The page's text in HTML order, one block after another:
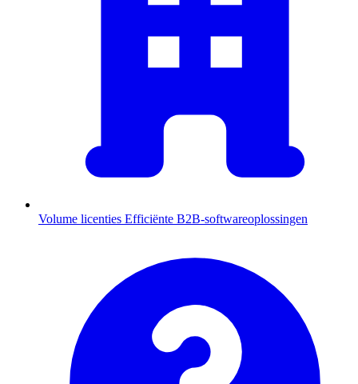
Volume licenties Efficiënte B2B-softwareoplossingen